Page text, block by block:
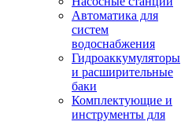
Автоматика для
систем
водоснабжения
Гидроаккумуляторы
и расширительные
баки
Комплектующие и
инструменты для